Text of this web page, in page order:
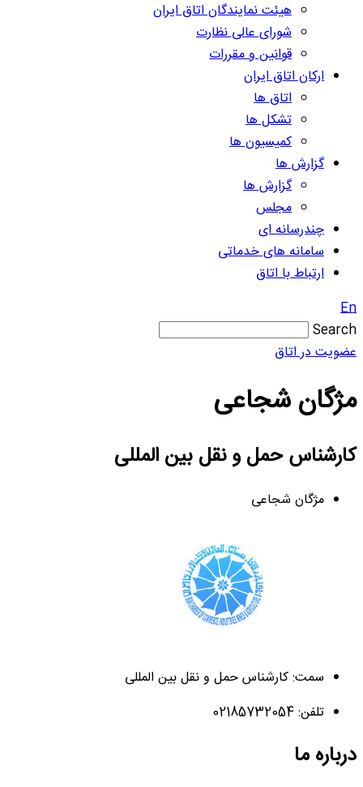
هیئت نمایندگان اتاق ایران
شورای عالی نظارت
قوانین و مقررات
ارکان اتاق ایران
اتاق ها
تشکل ها
کمیسیون ها
گزارش ها
گزارش ها
مجلس
چندرسانه ای
سامانه های خدماتی
ارتباط با اتاق
En
Search
عضویت در اتاق
مژگان شجاعی
کارشناس حمل و نقل بین المللی
مژگان شجاعی
سمت: کارشناس حمل و نقل بین المللی
تلفن: 02185732054
درباره ما